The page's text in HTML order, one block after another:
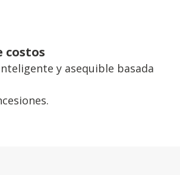
costos
y asequible basada